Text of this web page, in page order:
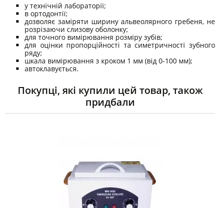
у технічній лабораторії;
в ортодонтії;
дозволяє заміряти ширину альвеолярного гребеня, не
розрізаючи слизову оболонку;
для точного вимірювання розміру зубів;
для оцінки пропорційності та симетричності зубного
ряду;
шкала вимірювання з кроком 1 мм (від 0-100 мм);
автоклавується.
Покупці, які купили цей товар, також
придбали